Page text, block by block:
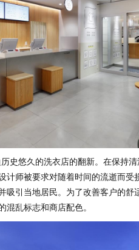
史悠久的洗衣店的翻新。在保持
计师被要求对随着时间的流逝而受
吸引当地居民。为了改善客户的舒
混乱标志和商店配色。